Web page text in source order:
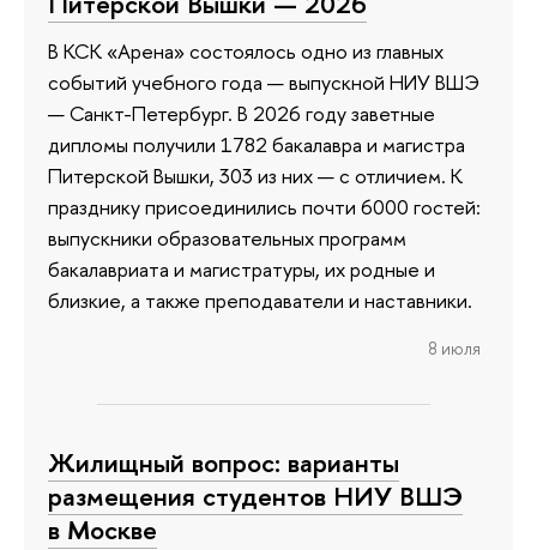
В КСК «Арена» состоялось одно из главных
событий учебного года — выпускной НИУ ВШЭ
— Санкт-Петербург. В 2026 году заветные
дипломы получили 1782 бакалавра и магистра
Питерской Вышки, 303 из них — с отличием. К
празднику присоединились почти 6000 гостей:
выпускники образовательных программ
бакалавриата и магистратуры, их родные и
близкие, а также преподаватели и наставники.
8 июля
Жилищный вопрос: варианты
размещения студентов НИУ ВШЭ
в Москве